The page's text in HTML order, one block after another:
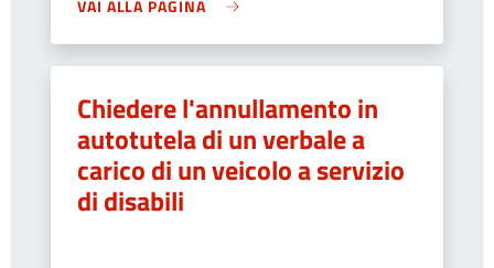
VAI ALLA PAGINA
Chiedere l'annullamento in
autotutela di un verbale a
carico di un veicolo a servizio
di disabili